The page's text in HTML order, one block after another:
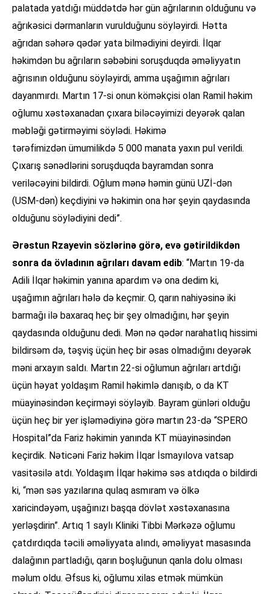
palatada yatdığı müddətdə hər gün ağrılarının olduğunu və
ağrıkəsici dərmanların vurulduğunu söyləyirdi. Hətta
ağrıdan səhərə qədər yata bilmədiyini deyirdi. İlqar
həkimdən bu ağrıların səbəbini soruşduqda əməliyyatın
ağrısının olduğunu söyləyirdi, amma uşağımın ağrıları
dayanmırdı. Martın 17-si onun köməkçisi olan Ramil həkim
oğlumu xəstəxanadan çıxara biləcəyimizi deyərək qalan
məbləği gətirməyimi söylədi. Həkimə
tərəfimizdən ümumilikdə 5 000 manata yaxın pul verildi.
Çıxarış sənədlərini soruşduqda bayramdan sonra
veriləcəyini bildirdi. Oğlum mənə həmin günü UZİ-dən
(USM-dən) keçdiyini və həkimin ona hər şeyin qaydasında
olduğunu söylədiyini dedi”.
Ərəstun Rzayevin sözlərinə görə, evə gətirildikdən
sonra da övladının ağrıları davam edib: “Martın 19-da
Adili İlqar həkimin yanına apardım və ona dedim ki,
uşağımın ağrıları hələ də keçmir. O, qarın nahiyəsinə iki
barmağı ilə baxaraq heç bir şey olmadığını, hər şeyin
qaydasında olduğunu dedi. Mən nə qədər narahatlıq hissimi
bildirsəm də, təşviş üçün heç bir əsas olmadığını deyərək
məni arxayın saldı. Martın 22-si oğlumun ağrıları artdığı
üçün həyat yoldaşım Ramil həkimlə danışıb, o da KT
müayinəsindən keçirməyi söyləyib. Bayram günləri olduğu
üçün heç bir yer işləmədiyinə görə martın 23-də “SPERO
Hospital”da Fariz həkimin yanında KT müayinəsindən
keçirdik. Nəticəni Fariz həkim İlqar İsmayılova vatsap
vasitəsilə atdı. Yoldaşım İlqar həkimə səs atdıqda o bildirdi
ki, “mən səs yazılarına qulaq asmıram və ölkə
xaricindəyəm, uşağınızı başqa dövlət xəstəxanasına
yerləşdirin”. Artıq 1 saylı Kliniki Tibbi Mərkəzə oğlumu
çatdırdıqda təcili əməliyyata alındı, əməliyyat masasında
dalağının partladığı, qarın boşluğunun qanla dolu olması
məlum oldu. Əfsus ki, oğlumu xilas etmək mümkün